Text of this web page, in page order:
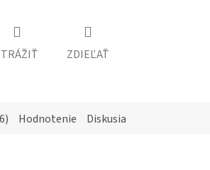
ZDIEĽAŤ
Hodnotenie Diskusia